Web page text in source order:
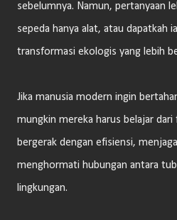
sebelumnya. Namun, pertanyaan
sepeda hanya alat, atau dapatkah
transformasi ekologis yang lebih
Jika manusia modern ingin
mungkin mereka harus belajar
bergerak dengan efisiensi,
menghormati hubungan antara
lingkungan.